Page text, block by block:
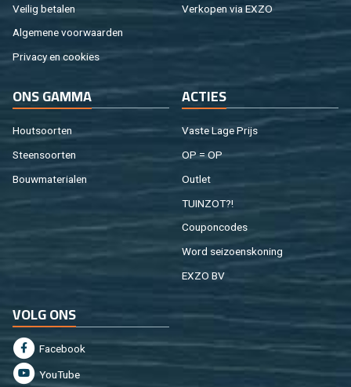
Vei­lig be­ta­len
Al­ge­me­ne voor­waar­den
Pri­va­cy en coo­kies
Ver­ko­pen via EXZO
ONS GAMMA
Hout­soor­ten
Steen­soor­ten
Bouw­ma­te­ri­a­len
AC­TIES
Vaste Lage Prijs
OP = OP
Out­let
TUIN­ZOT?!
Cou­pon­co­des
Word sei­zoens­ko­ning
EXZO BV
VOLG ONS
Fa­cebook
You­Tu­be